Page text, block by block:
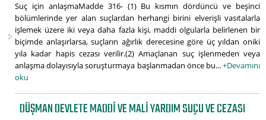
Suç için anlaşmaMadde 316- (1) Bu kısmın dördüncü ve beşinci
bölümlerinde yer alan suçlardan herhangi birini elverişli vasıtalarla
işlemek üzere iki veya daha fazla kişi, maddi olgularla belirlenen bir
biçimde anlaşırlarsa, suçların ağırlık derecesine göre üç yıldan oniki
yıla kadar hapis cezası verilir.(2) Amaçlanan suç işlenmeden veya
anlaşma dolayısıyla soruşturmaya başlanmadan önce bu...+Devamını
oku
DÜŞMAN DEVLETE MADDI VE MALI YARDIM SUÇU VE CEZASI